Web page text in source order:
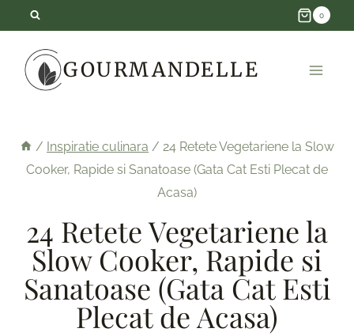
content
0
GOURMANDELLE
/ Inspiratie culinara / 24 Retete Vegetariene la Slow
Cooker, Rapide si Sanatoase (Gata Cat Esti Plecat de
Acasa)
24 Retete Vegetariene la
Slow Cooker, Rapide si
Sanatoase (Gata Cat Esti
Plecat de Acasa)